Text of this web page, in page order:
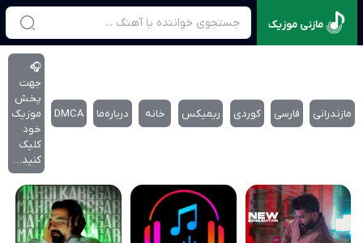
مازنی موزیک
مازندرانی فارسی کوردی ریمیکس خانه درباره‌‌ما DMCA
🎧
جهت
پخش
موزیک
خود
کلیک
کنید…